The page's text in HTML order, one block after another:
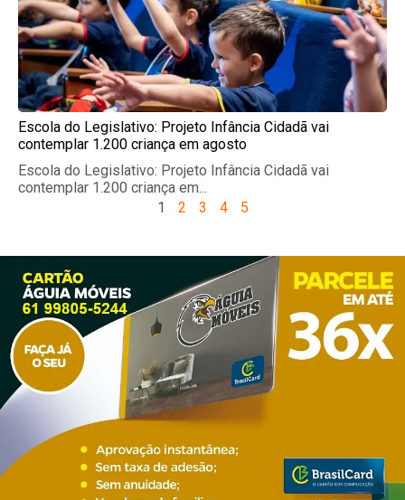
Escola do Legislativo: Projeto Infância Cidadã vai
contemplar 1.200 criança em agosto
Escola do Legislativo: Projeto Infância Cidadã vai
contemplar 1.200 criança em...
1
2 3 4 5